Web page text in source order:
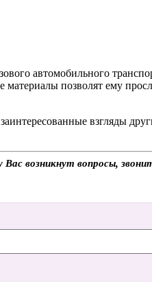
автомобильного
позволят ему
взгляды
возникнут вопросы,